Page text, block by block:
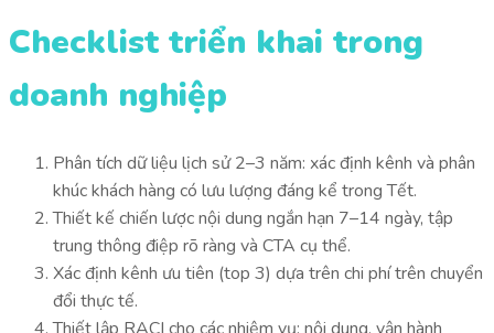
Checklist triển khai trong
doanh nghiệp
Phân tích dữ liệu lịch sử 2–3 năm: xác định kênh và phân
khúc khách hàng có lưu lượng đáng kể trong Tết.
Thiết kế chiến lược nội dung ngắn hạn 7–14 ngày, tập
trung thông điệp rõ ràng và CTA cụ thể.
Xác định kênh ưu tiên (top 3) dựa trên chi phí trên chuyển
đổi thực tế.